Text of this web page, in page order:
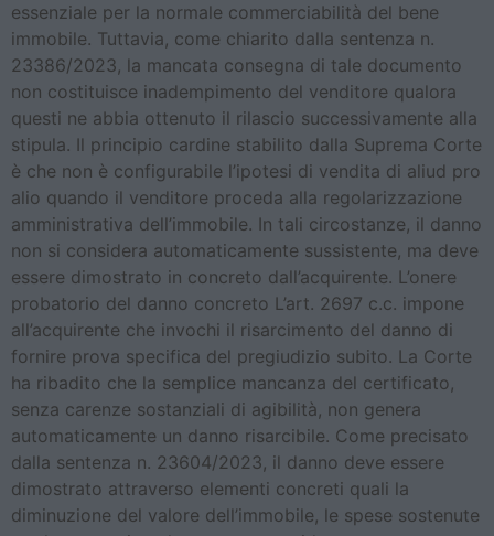
essenziale per la normale commerciabilità del bene
immobile. Tuttavia, come chiarito dalla sentenza n.
23386/2023, la mancata consegna di tale documento
non costituisce inadempimento del venditore qualora
questi ne abbia ottenuto il rilascio successivamente alla
stipula. Il principio cardine stabilito dalla Suprema Corte
è che non è configurabile l’ipotesi di vendita di aliud pro
alio quando il venditore proceda alla regolarizzazione
amministrativa dell’immobile. In tali circostanze, il danno
non si considera automaticamente sussistente, ma deve
essere dimostrato in concreto dall’acquirente. L’onere
probatorio del danno concreto L’art. 2697 c.c. impone
all’acquirente che invochi il risarcimento del danno di
fornire prova specifica del pregiudizio subito. La Corte
ha ribadito che la semplice mancanza del certificato,
senza carenze sostanziali di agibilità, non genera
automaticamente un danno risarcibile. Come precisato
dalla sentenza n. 23604/2023, il danno deve essere
dimostrato attraverso elementi concreti quali la
diminuzione del valore dell’immobile, le spese sostenute